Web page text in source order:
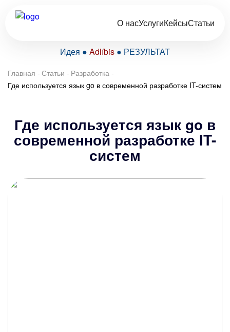
О насУслугиКейсыСтатьи
Идея ● Adlíbis ● РЕЗУЛЬТАТ
Главная - Статьи - Разработка -
Где используется язык go в современной разработке IT-систем
Где используется язык go в
современной разработке IT-
систем